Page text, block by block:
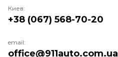
Киев:
+38 (067) 568-70-20
email:
office@911auto.com.ua